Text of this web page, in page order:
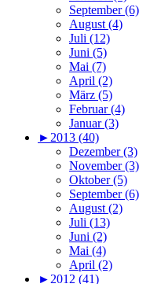
September (6)
August (4)
Juli (12)
Juni (5)
Mai (7)
April (2)
März (5)
Februar (4)
Januar (3)
► 2013 (40)
Dezember (3)
November (3)
Oktober (5)
September (6)
August (2)
Juli (13)
Juni (2)
Mai (4)
April (2)
► 2012 (41)